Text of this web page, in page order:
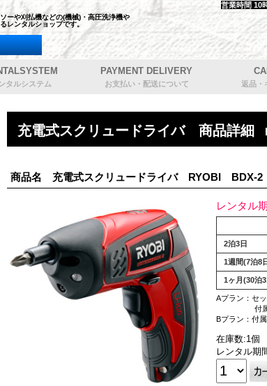
ーや刈払機などの(機械)・高圧洗浄機や
レンタルショップです。
営業時間 10
充電式スクリュードライバ 商品詳細
商品名 充電式スクリュードライバ RYOBI BDX-2
レンタル
2泊3日
1週間(7泊8
1ヶ月(30泊
Aプラン：セ
付属し
Bプラン：付
在庫数:1個
レンタル期
タルシステム
PAYMENT DELIVERY
お支払い・配送について 返品・